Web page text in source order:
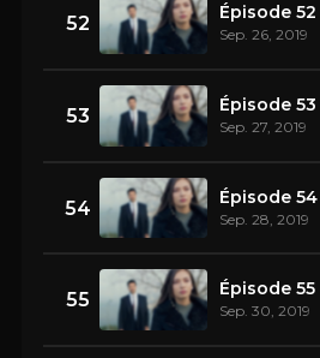
52 Épisode 52
Sep. 26, 2019
53 Épisode 53
Sep. 27, 2019
54 Épisode 54
Sep. 28, 2019
55 Épisode 55
Sep. 30, 2019